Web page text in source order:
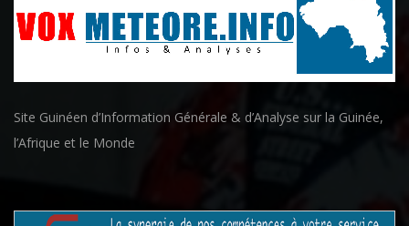
Site Guinéen d’Information Générale & d’Analyse sur la Guinée,
l’Afrique et le Monde